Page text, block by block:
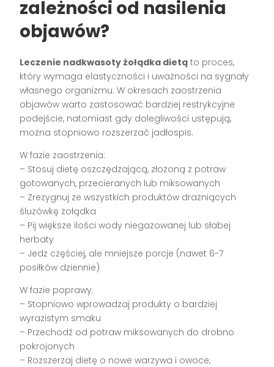
zależności od nasilenia
objawów?
Leczenie nadkwasoty żołądka dietą to proces,
który wymaga elastyczności i uważności na sygnały
własnego organizmu. W okresach zaostrzenia
objawów warto zastosować bardziej restrykcyjne
podejście, natomiast gdy dolegliwości ustępują,
można stopniowo rozszerzać jadłospis.
W fazie zaostrzenia:
– Stosuj dietę oszczędzającą, złożoną z potraw
gotowanych, przecieranych lub miksowanych
– Zrezygnuj ze wszystkich produktów drażniących
śluzówkę żołądka
– Pij większe ilości wody niegazowanej lub słabej
herbaty
– Jedz częściej, ale mniejsze porcje (nawet 6-7
posiłków dziennie)
W fazie poprawy:
– Stopniowo wprowadzaj produkty o bardziej
wyrazistym smaku
– Przechodź od potraw miksowanych do drobno
pokrojonych
– Rozszerzaj dietę o nowe warzywa i owoce,